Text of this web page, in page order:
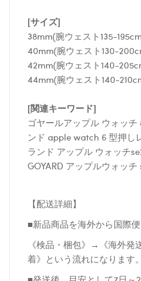
[サイズ]
38mm(腕ウェスト135-
40mm(腕ウェスト130-
42mm(腕ウェスト140-
44mm(腕ウェスト140-
[関連キーワード]
ゴヤールアップル ウォッ
ンド apple watch 6 型押し
ランド アップル ウォッチ
GOYARD アップルウォッ
【配送詳細】
■新品商品を海外から国際便
《検品・梱包》→《海外
着》という流れになります。